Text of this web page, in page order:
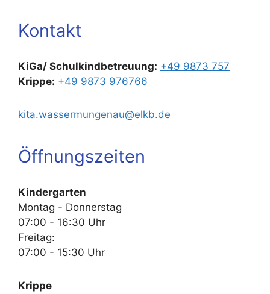
Kontakt
KiGa/ Schulkindbetreuung: +49 9873 757
Krippe: +49 9873 976766
kita.wassermungenau@elkb.de
Öffnungszeiten
Kindergarten
Montag - Donnerstag
07:00 - 16:30 Uhr
Freitag:
07:00 - 15:30 Uhr
Krippe